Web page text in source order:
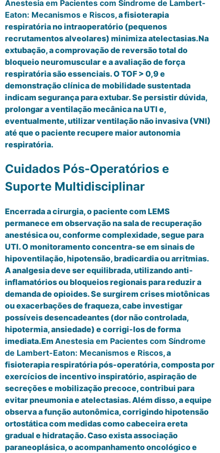
Anestesia em Pacientes com Síndrome de Lambert-
Eaton: Mecanismos e Riscos, a fisioterapia
respiratória no intraoperatório (pequenos
recrutamentos alveolares) minimiza atelectasias.Na
extubação, a comprovação de reversão total do
bloqueio neuromuscular e a avaliação de força
respiratória são essenciais. O TOF > 0,9 e
demonstração clínica de mobilidade sustentada
indicam segurança para extubar. Se persistir dúvida,
prolongar a ventilação mecânica na UTI e,
eventualmente, utilizar ventilação não invasiva (VNI)
até que o paciente recupere maior autonomia
respiratória.
Cuidados Pós-Operatórios e
Suporte Multidisciplinar
Encerrada a cirurgia, o paciente com LEMS
permanece em observação na sala de recuperação
anestésica ou, conforme complexidade, segue para
UTI. O monitoramento concentra-se em sinais de
hipoventilação, hipotensão, bradicardia ou arritmias.
A analgesia deve ser equilibrada, utilizando anti-
inflamatórios ou bloqueios regionais para reduzir a
demanda de opioides. Se surgirem crises miotônicas
ou exacerbações de fraqueza, cabe investigar
possíveis desencadeantes (dor não controlada,
hipotermia, ansiedade) e corrigi-los de forma
imediata.Em Anestesia em Pacientes com Síndrome
de Lambert-Eaton: Mecanismos e Riscos, a
fisioterapia respiratória pós-operatória, composta por
exercícios de incentivo inspiratório, aspiração de
secreções e mobilização precoce, contribui para
evitar pneumonia e atelectasias. Além disso, a equipe
observa a função autonômica, corrigindo hipotensão
ortostática com medidas como cabeceira ereta
gradual e hidratação. Caso exista associação
paraneoplásica, o acompanhamento oncológico e